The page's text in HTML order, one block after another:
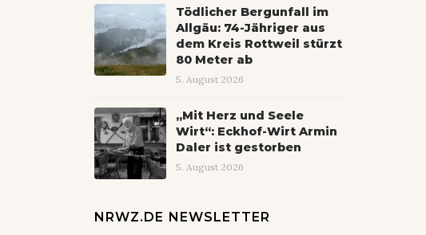
Tödlicher Bergunfall im
Allgäu: 74-Jähriger aus
dem Kreis Rottweil stürzt
80 Meter ab
5. August 2026
„Mit Herz und Seele
Wirt“: Eckhof-Wirt Armin
Daler ist gestorben
5. August 2026
NRWZ.DE NEWSLETTER